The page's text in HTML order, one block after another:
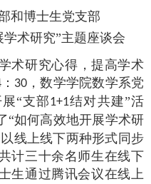
和博士生党支部
术研究”主题座谈会
术研究心得，提高学术
： 30 ，数学学院数学系党
“支部1+1结对共建”活
“如何高效地开展学术研
线上线下两种形式同步
计三十余名师生在线下
生通过腾讯会议在线上